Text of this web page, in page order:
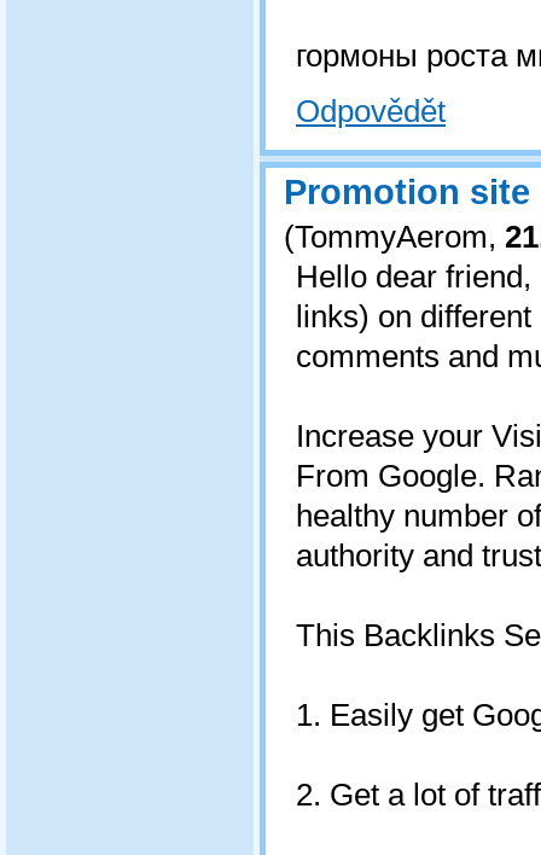
гормоны роста
Odpovědět
Promotion site
(TommyAerom,
Hello dear
links) on
comments and
Increase your
From Google.
healthy number
authority and
This Backlinks
1. Easily get
2. Get a lot of